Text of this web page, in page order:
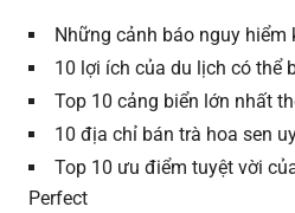
Những cảnh báo nguy hiểm
10 lợi ích của du lịch có thể
Top 10 cảng biển lớn nhất
10 địa chỉ bán trà hoa sen
Top 10 ưu điểm tuyệt vời
Perfect